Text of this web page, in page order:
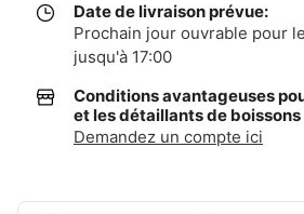
Date de livraison prévue:
Prochain jour ouvrable pour
jusqu'à 17:00
Conditions avantageuses
et les détaillants de boissons
Demandez un compte ici